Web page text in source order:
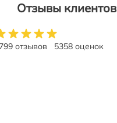
Отзывы клиентов
отзывов 5358 оценок